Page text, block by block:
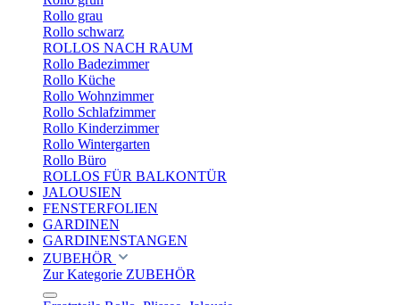
Rollo grau
Rollo schwarz
ROLLOS NACH RAUM
Rollo Badezimmer
Rollo Küche
Rollo Wohnzimmer
Rollo Schlafzimmer
Rollo Kinderzimmer
Rollo Wintergarten
Rollo Büro
ROLLOS FÜR BALKONTÜR
JALOUSIEN
FENSTERFOLIEN
GARDINEN
GARDINENSTANGEN
ZUBEHÖR
Zur Kategorie ZUBEHÖR